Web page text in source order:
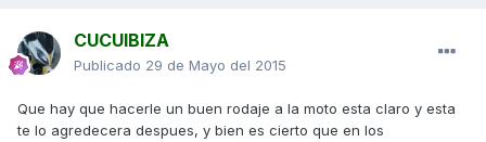
CUCUIBIZA
Publicado 29 de Mayo del 2015
Que hay que hacerle un buen rodaje a la moto esta claro y esta
te lo agredecera despues, y bien es cierto que en los